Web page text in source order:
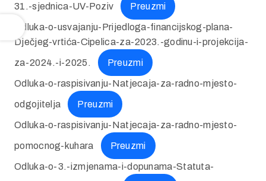
31.-sjednica-UV-Poziv Preuzmi
Odluka-o-usvajanju-Prijedloga-financijskog-plana-
Dječjeg-vrtića-Cipelica-za-2023.-godinu-i-projekcija-
za-2024.-i-2025. Preuzmi
Odluka-o-raspisivanju-Natjecaja-za-radno-mjesto-
odgojitelja Preuzmi
Odluka-o-raspisivanju-Natjecaja-za-radno-mjesto-
pomocnog-kuhara Preuzmi
Odluka-o-3.-izmjenama-i-dopunama-Statuta-